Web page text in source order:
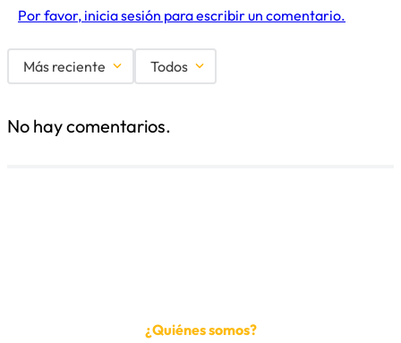
Por favor, inicia sesión para escribir un comentario.
Más reciente Todos
No hay comentarios.
¿Quiénes somos?